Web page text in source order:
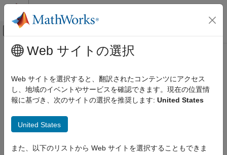
コンテンツへスキップ
オフキャンバス ナビゲーション メ
ドキュメンテーションのホーム
カテゴリ
Get Started with Simscape Multibody Link
PTC Creo
メインコンテンツ
Autodesk Inventor
Export your Autodesk Inventor®assembly models in a format
compatible withSimscape™ Multibody™software
Inventor installation to begin exporting your CAD assemblies.
Get startedwith a robotic arm export example or
Multibodyjoint and constraint blocks that they map into. You
Web サイトの選択
Web サイトを選択すると、翻訳されたコンテンツにアクセス
し、地域のイベントやサービスを確認できます。現在の位置情
報に基づき、次のサイトの選択を推奨します: United States
United States
また、以下のリストから Web サイトを選択することもできま